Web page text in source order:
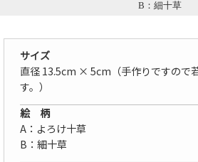
B：細十草
サイズ
直径 13.5cm × 5cm（手作りですので
す。）
絵 柄
A：よろけ十草
B：細十草